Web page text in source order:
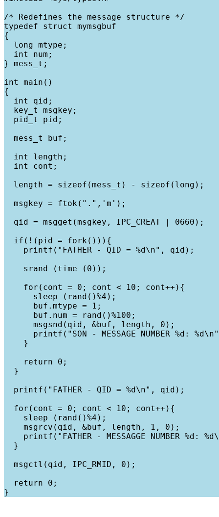
/* Redefines the message structure */
typedef struct mymsgbuf
{
  long mtype;
  int num;
} mess_t;
int main()
{
  int qid;
  key_t msgkey;
  pid_t pid;
  mess_t buf;
  int length;
  int cont;
  length = sizeof(mess_t) - sizeof(long);
  msgkey = ftok(".",'m');
  qid = msgget(msgkey, IPC_CREAT | 0660);
  if(!(pid = fork())){
    printf("FATHER - QID = %d\n", qid);
    srand (time (0));
    for(cont = 0; cont < 10; cont++){
      sleep (rand()%4);
      buf.mtype = 1;
      buf.num = rand()%100;
      msgsnd(qid, &buf, length, 0);
printf("SON - MESSAGE NUMBER %d:
    }
    return 0;
  }
  printf("FATHER - QID = %d\n", qid);
  for(cont = 0; cont < 10; cont++){
    sleep (rand()%4);
    msgrcv(qid, &buf, length, 1, 0);
printf("FATHER - MESSAGGE NUMBER %d:
  }
  msgctl(qid, IPC_RMID, 0);
  return 0;